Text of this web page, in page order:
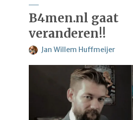
B4men.nl gaat
veranderen!!
Jan Willem Huffmeijer